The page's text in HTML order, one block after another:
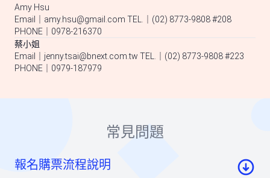
Amy Hsu
Email｜ amy.hsu@gmail.com TEL.｜(02) 8773-9808 #208
PHONE｜0978-216370
蔡小姐
Email｜ jenny.tsai@bnext.com.tw TEL.｜(02) 8773-9808 #223
PHONE｜0979-187979
常見問題
報名購票流程說明